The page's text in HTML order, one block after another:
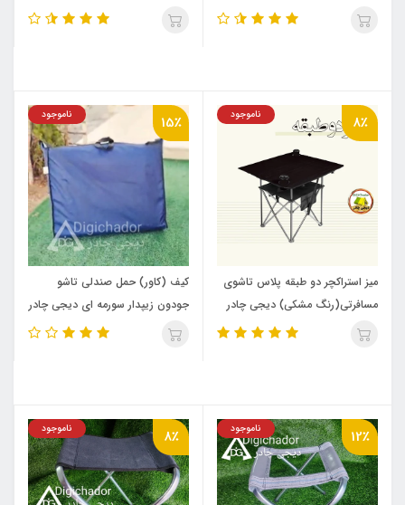
8٪ ناموجود
میز استراکچر دو طبقه پلاس تاشوی
مسافرتی(رنگ مشکی) دیجی چادر
15٪ ناموجود
کیف (کاور) حمل صندلی تاشو
جودون زیپدار سورمه ای دیجی چادر
12٪ ناموجود 8٪ ناموجود